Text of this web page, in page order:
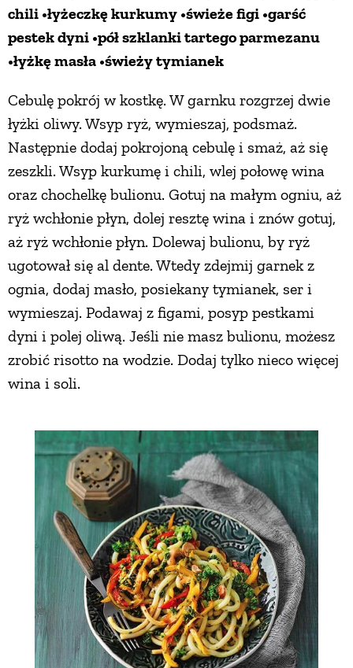
chili •łyżeczkę kurkumy •świeże figi •garść
pestek dyni •pół szklanki tartego parmezanu
•łyżkę masła •świeży tymianek
Cebulę pokrój w kostkę. W garnku rozgrzej dwie
łyżki oliwy. Wsyp ryż, wymieszaj, podsmaż.
Następnie dodaj pokrojoną cebulę i smaż, aż się
zeszkli. Wsyp kurkumę i chili, wlej połowę wina
oraz chochelkę bulionu. Gotuj na małym ogniu, aż
ryż wchłonie płyn, dolej resztę wina i znów gotuj,
aż ryż wchłonie płyn. Dolewaj bulionu, by ryż
ugotował się al dente. Wtedy zdejmij garnek z
ognia, dodaj masło, posiekany tymianek, ser i
wymieszaj. Podawaj z figami, posyp pestkami
dyni i polej oliwą. Jeśli nie masz bulionu, możesz
zrobić risotto na wodzie. Dodaj tylko nieco więcej
wina i soli.